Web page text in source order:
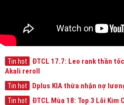
Tin hot
ĐTCL 17.7: Leo rank thần
Akali reroll
Tin hot Dplus KIA thừa nhận nợ
Tin hot
ĐTCL Mùa 18: Top 3 Lõi